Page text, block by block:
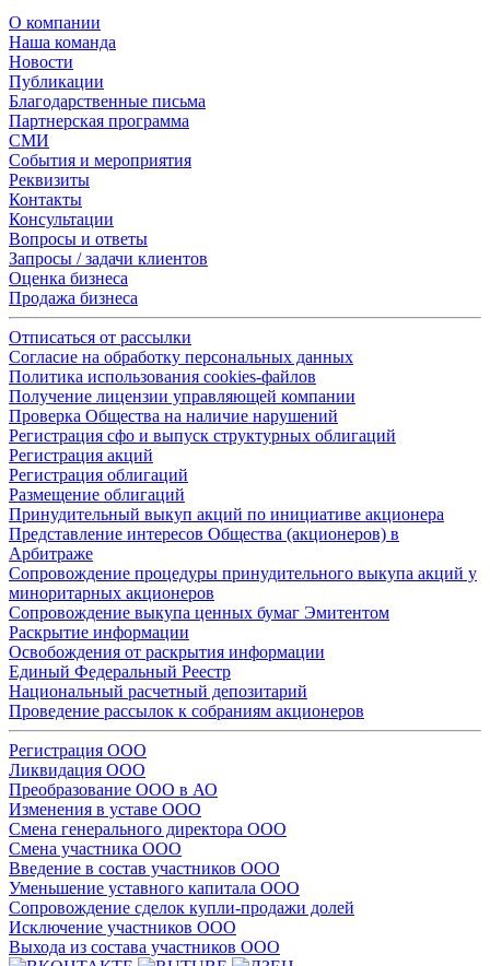
О компании
Наша команда
Новости
Публикации
Благодарственные письма
Партнерская программа
СМИ
События и мероприятия
Реквизиты
Контакты
Консультации
Вопросы и ответы
Запросы / задачи клиентов
Оценка бизнеса
Продажа бизнеса
Отписаться от рассылки
Согласие на обработку персональных данных
Политика использования cookies-файлов
Получение лицензии управляющей компании
Проверка Общества на наличие нарушений
Регистрация сфо и выпуск структурных облигаций
Регистрация акций
Регистрация облигаций
Размещение облигаций
Принудительный выкуп акций по инициативе акционера
Представление интересов Общества (акционеров) в
Арбитраже
Сопровождение процедуры принудительного выкупа акций у
миноритарных акционеров
Сопровождение выкупа ценных бумаг Эмитентом
Раскрытие информации
Освобождения от раскрытия информации
Единый Федеральный Реестр
Национальный расчетный депозитарий
Проведение рассылок к собраниям акционеров
Регистрация ООО
Ликвидация ООО
Преобразование ООО в АО
Изменения в уставе ООО
Смена генерального директора ООО
Смена участника ООО
Введение в состав участников ООО
Уменьшение уставного капитала ООО
Сопровождение сделок купли-продажи долей
Исключение участников ООО
Выхода из состава участников ООО